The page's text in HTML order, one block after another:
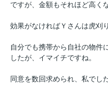
ですが、金額もそれほど高く
効果がなければＹさんは虎刈
自分でも携帯から自社の物件
したが、イマイチですね。
同意を数回求められ、私でし